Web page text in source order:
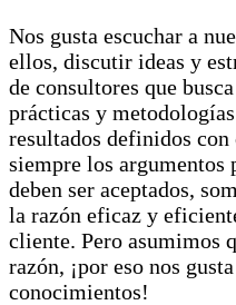
Nos gusta escuchar a
ellos, discutir ideas y
de consultores que
prácticas y
resultados definidos con
siempre los argumentos
deben ser aceptados,
la razón eficaz y
cliente. Pero asumimos
razón, ¡por eso nos
conocimientos!